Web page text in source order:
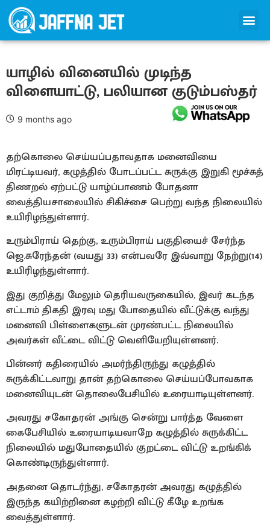
யாழில் வினையில் முடிந்த
விளையாட்டு, பலியான குடும்பஸ்தர்
9 months ago
தற்கொலை செய்யப்பதாவதாக மனைவியை
மிரட்டியவர், கழுத்தில் போடப்பட்ட சுருக்கு இறுகி மூச்சுத்
திணறல் ஏற்பட்டு யாழ்ப்பாணம் போதனா
வைத்தியசாலையில் சிகிச்சை பெற்று வந்த நிலையில்
உயிரிழந்துள்ளார்.
உரும்பிராய் தெற்கு, உரும்பிராய் பகுதியைச் சேர்ந்த
ஜெ.சுரேந்தன் (வயது 33) என்பவரே இவ்வாறு நேற்று(14)
உயிரிழந்துள்ளார்.
இது குறித்து மேலும் தெரியவருகையில், இவர் கடந்த
எட்டாம் திகதி இரவு மது போதையில் வீட்டுக்கு வந்து
மனைவி பிள்ளைகளுடன் முரண்பட்ட நிலையில்
அவர்கள் வீட்டை விட்டு வெளியேறியுள்ளனர்.
பின்னர் கதிரையில் அமர்ந்திருந்து கழுத்தில்
சுருக்கிட்டவாறு தான் தற்கொலை செய்யப்போவகாக
மனைவியுடன் தொலைபேசியில் உரையாடியுள்ளனர்.
அவரது சகோதரன் அங்கு சென்று பார்த்த வேளை
கைபேசியில் உரையாடியவாறே கழுத்தில் சுருக்கிட்ட
நிலையில் மதுபோதையில் குறட்டை விட்டு உறங்கிக்
கொண்டிருந்துள்ளார்.
அதனை தொடர்ந்து, சகோதரன் அவரது கழுத்தில்
இருந்த கயிற்றினை கழற்றி விட்டு கீழே உறங்க
வைத்துள்ளார்.